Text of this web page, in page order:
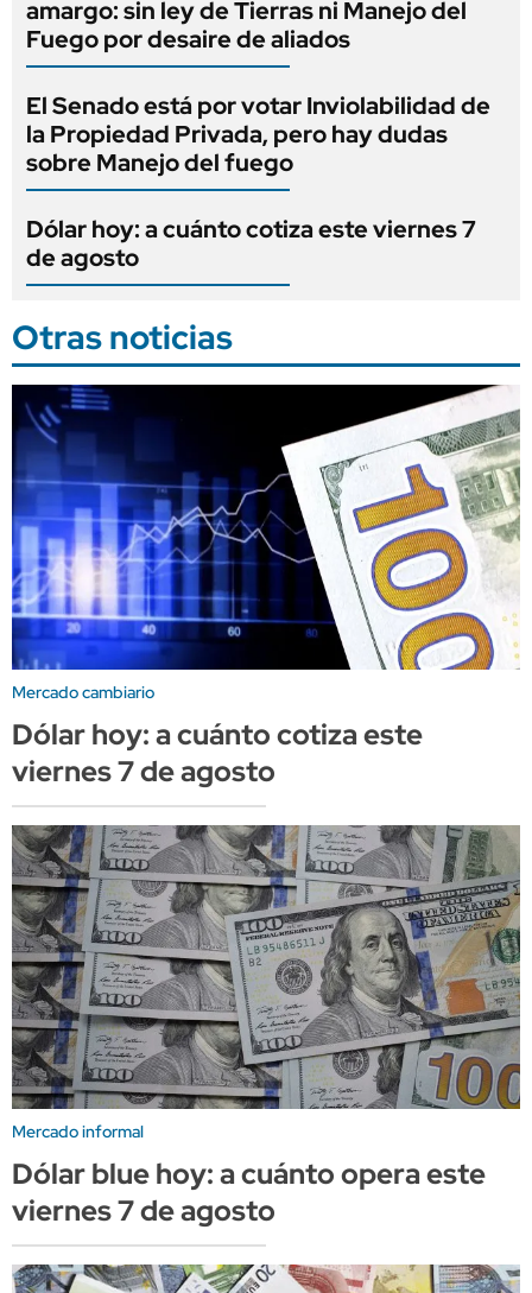
amargo: sin ley de Tierras ni Manejo del
Fuego por desaire de aliados
El Senado está por votar Inviolabilidad de
la Propiedad Privada, pero hay dudas
sobre Manejo del fuego
Dólar hoy: a cuánto cotiza este viernes 7
de agosto
Otras noticias
Mercado cambiario
Dólar hoy: a cuánto cotiza este
viernes 7 de agosto
Mercado informal
Dólar blue hoy: a cuánto opera este
viernes 7 de agosto